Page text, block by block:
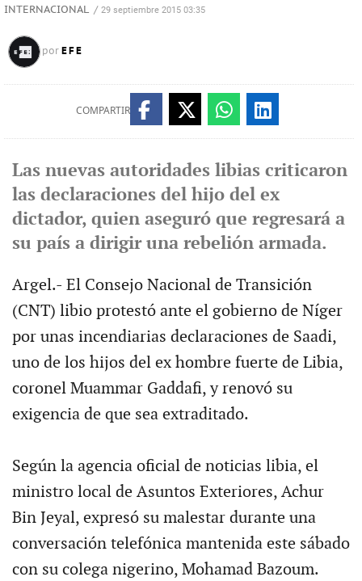
INTERNACIONAL / 29 septiembre 2015 03:35
por EFE
COMPARTIR
Las nuevas autoridades libias criticaron
las declaraciones del hijo del ex
dictador, quien aseguró que regresará a
su país a dirigir una rebelión armada.
Argel.- El Consejo Nacional de Transición
(CNT) libio protestó ante el gobierno de Níger
por unas incendiarias declaraciones de Saadi,
uno de los hijos del ex hombre fuerte de Libia,
coronel Muammar Gaddafi, y renovó su
exigencia de que sea extraditado.
Según la agencia oficial de noticias libia, el
ministro local de Asuntos Exteriores, Achur
Bin Jeyal, expresó su malestar durante una
conversación telefónica mantenida este sábado
con su colega nigerino, Mohamad Bazoum.